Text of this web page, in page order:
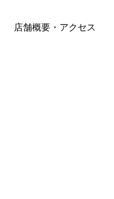
店舗概要・アクセス